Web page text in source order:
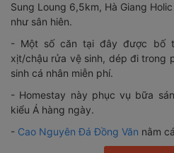
Sung Loung 6,5km, Hà Giang
như sân hiên.
- Một số căn tại đây được bố
xịt/chậu rửa vệ sinh, dép đi trong
sinh cá nhân miễn phí.
- Homestay này phục vụ bữa
kiểu Á hàng ngày.
- Cao Nguyên Đá Đồng Văn nằm